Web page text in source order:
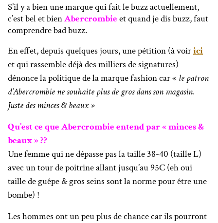
S’il y a bien une marque qui fait le buzz actuellement,
c’est bel et bienAbercrombie et quand je dis buzz, faut
comprendre bad buzz.
En effet, depuis quelques jours, une pétition (à voirici
et qui rassemble déjà des milliers de signatures)
dénonce la politique de la marque fashion car « le patron
d’Abercrombie ne souhaite plus de gros dans son magasin.
Juste des minces & beaux »
Qu’est ce que Abercrombie entend par « minces &
beaux » ??
Une femme qui ne dépasse pas la taille 38-40 (taille L)
avec un tour de poitrine allant jusqu’au 95C (eh oui
taille de guêpe & gros seins sont la norme pour être une
bombe) !
Les hommes ont un peu plus de chance car ils pourront